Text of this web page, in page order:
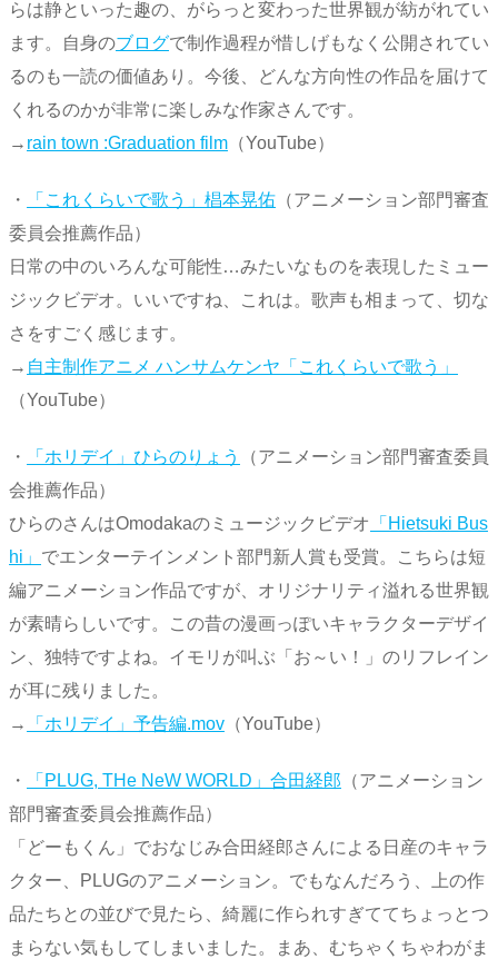
らは静といった趣の、がらっと変わった世界観が紡がれてい
ます。自身のブログで制作過程が惜しげもなく公開されてい
るのも一読の価値あり。今後、どんな方向性の作品を届けて
くれるのかが非常に楽しみな作家さんです。
→ rain town :Graduation film （YouTube）
・ 「これくらいで歌う」椙本晃佑 （アニメーション部門審査
委員会推薦作品）
日常の中のいろんな可能性…みたいなものを表現したミュー
ジックビデオ。いいですね、これは。歌声も相まって、切な
さをすごく感じます。
→ 自主制作アニメ ハンサムケンヤ「これくらいで歌う」
（YouTube）
・ 「ホリデイ」ひらのりょう
（アニメーション部門審査委員
会推薦作品）
ひらのさんはOmodakaのミュージックビデオ
「Hietsuki Bus
hi」 でエンターテインメント部門新人賞も受賞。こちらは短
編アニメーション作品ですが、オリジナリティ溢れる世界観
が素晴らしいです。この昔の漫画っぽいキャラクターデザイ
ン、独特ですよね。イモリが叫ぶ「お～い！」のリフレイン
が耳に残りました。
→
「ホリデイ」予告編.mov （YouTube）
・ 「PLUG, THe NeW WORLD」合田経郎 （アニメーション
部門審査委員会推薦作品）
「どーもくん」でおなじみ合田経郎さんによる日産のキャラ
クター、PLUGのアニメーション。でもなんだろう、上の作
品たちとの並びで見たら、綺麗に作られすぎててちょっとつ
まらない気もしてしまいました。まあ、むちゃくちゃわがま